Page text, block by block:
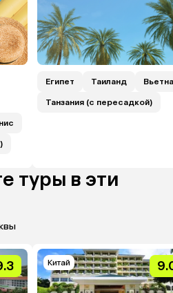
Египет Таиланд
Танзания (с пересадкой)
туры в эти
Китай